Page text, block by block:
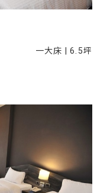
一大床 | 6.5坪